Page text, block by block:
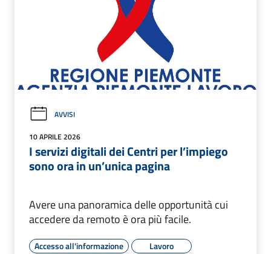
AVVISI
10 APRILE 2026
I servizi digitali dei Centri per l’impiego
sono ora in un’unica pagina
Avere una panoramica delle opportunità cui
accedere da remoto è ora più facile.
Accesso all'informazione Lavoro